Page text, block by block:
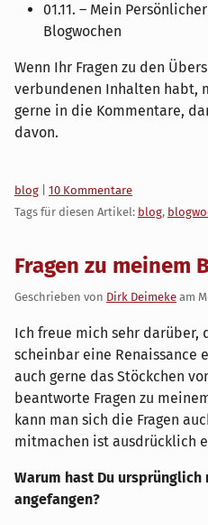
01.11. – Mein
Blogwochen
Wenn Ihr Fragen zu den
verbundenen Inhalten habt,
gerne in die Kommentare,
davon.
Kategorien:
blog
10 Kommentare
Tags für diesen Artikel: blog,
Fragen zu meinem
Geschrieben von Dirk Deimeke am
Ich freue mich sehr darüber,
scheinbar eine Renaissance
auch gerne das Stöckchen
beantworte Fragen zu
kann man sich die Fragen
mitmachen ist ausdrücklich
Warum hast Du
angefangen?